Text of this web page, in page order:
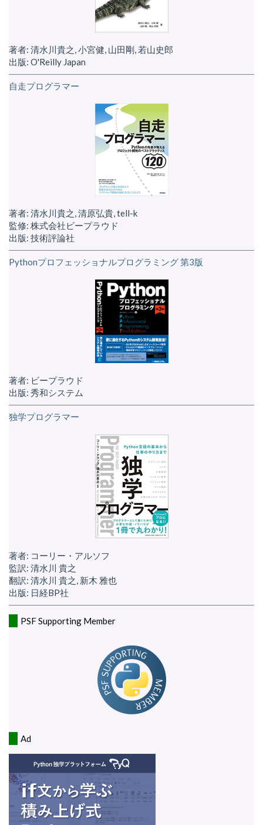
著者: 清水川貴之, 小宮健, 山田剛, 若山史郎
出版: O'Reilly Japan
自走プログラマー
著者: 清水川貴之, 清原弘貴, tell-k
監修: 株式会社ビープラウド
出版: 技術評論社
Pythonプロフェッショナルプログラミング 第3版
著者: ビープラウド
出版: 秀和システム
独学プログラマー
著者: コーリー・アルソフ
監訳: 清水川 貴之
翻訳: 清水川 貴之, 新木 雅也
出版: 日経BP社
PSF Supporting Member
Ad